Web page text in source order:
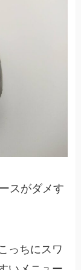
スがダメす
っちにスワ